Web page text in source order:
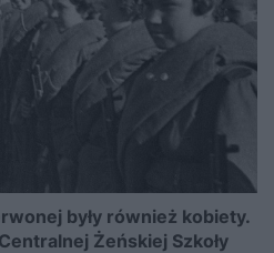
były również kobiety.
Żeńskiej Szkoły